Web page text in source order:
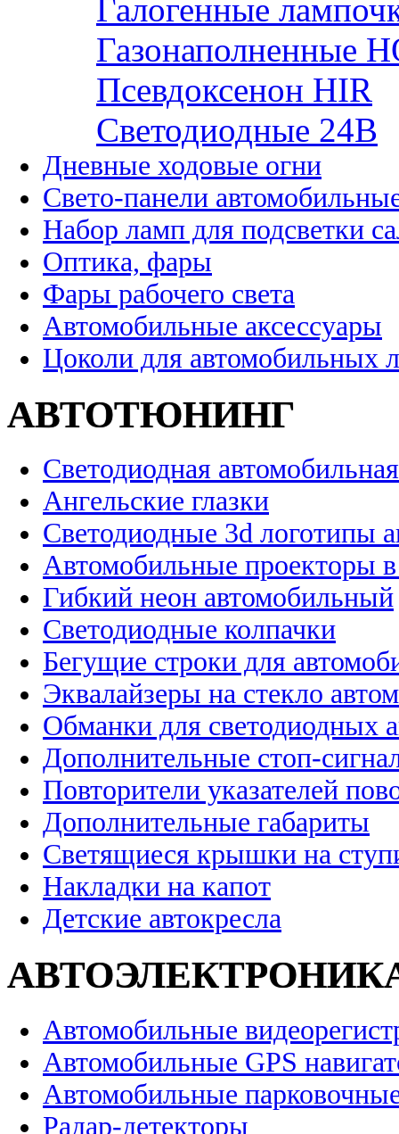
Галогенные
Газонаполненные
Псевдоксенон HIR
Cветодиодные 24B
Дневные ходовые огни
Свето-панели
Набор ламп для подсветки
Оптика, фары
Фары рабочего света
Автомобильные аксессуары
Цоколи для автомобильных
АВТОТЮНИНГ
Светодиодная
Ангельские глазки
Светодиодные 3d логотипы
Автомобильные проекторы
Гибкий неон автомобильный
Светодиодные колпачки
Бегущие строки для
Эквалайзеры на стекло
Обманки для светодиодных
Дополнительные стоп-
Повторители указателей
Дополнительные габариты
Светящиеся крышки на
Накладки на капот
Детские автокресла
Автомобильные
Автомобильные GPS
Автомобильные
Радар-детекторы